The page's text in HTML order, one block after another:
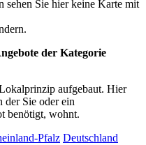
Sie hier keine Karte mit
der Kategorie
aufgebaut. Hier
der Sie oder ein
benötigt, wohnt.
Pfalz Deutschland